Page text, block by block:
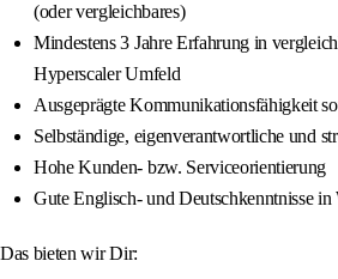
(oder vergleichbares)
Mindestens 3 Jahre Erfahrung in
Hyperscaler Umfeld
Ausgeprägte Kommunikationsfähigkeit
Selbständige, eigenverantwortliche und
Hohe Kunden- bzw. Serviceorientierung
Gute Englisch- und Deutschkenntnisse
Das bieten wir Dir: